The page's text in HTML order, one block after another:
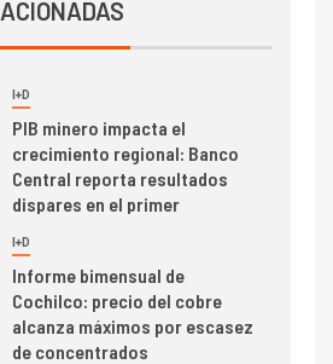
2026 cae 10,6%
I+D
PIB minero impacta el
crecimiento regional: Banco
Central reporta resultados
dispares en el primer
I+D
Informe bimensual de
Cochilco: precio del cobre
alcanza máximos por escasez
de concentrados